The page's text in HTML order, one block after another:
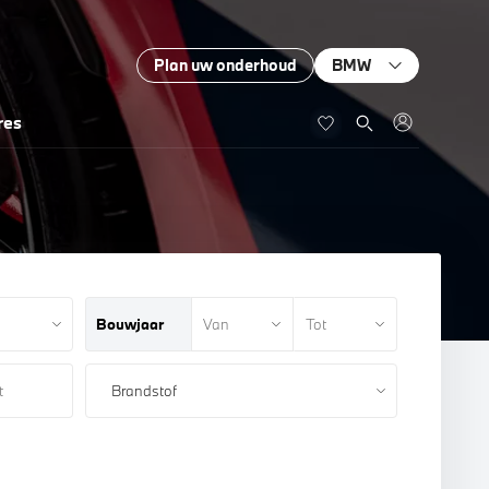
Plan uw onderhoud BMW
Bouwjaar